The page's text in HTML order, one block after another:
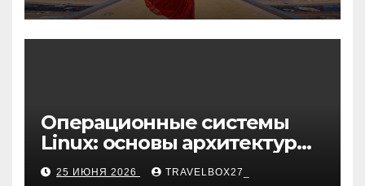
Операционные системы
Linux: основы архитектуры,
компоненты и области
25 ИЮНЯ 2026 TRAVELBOX27_